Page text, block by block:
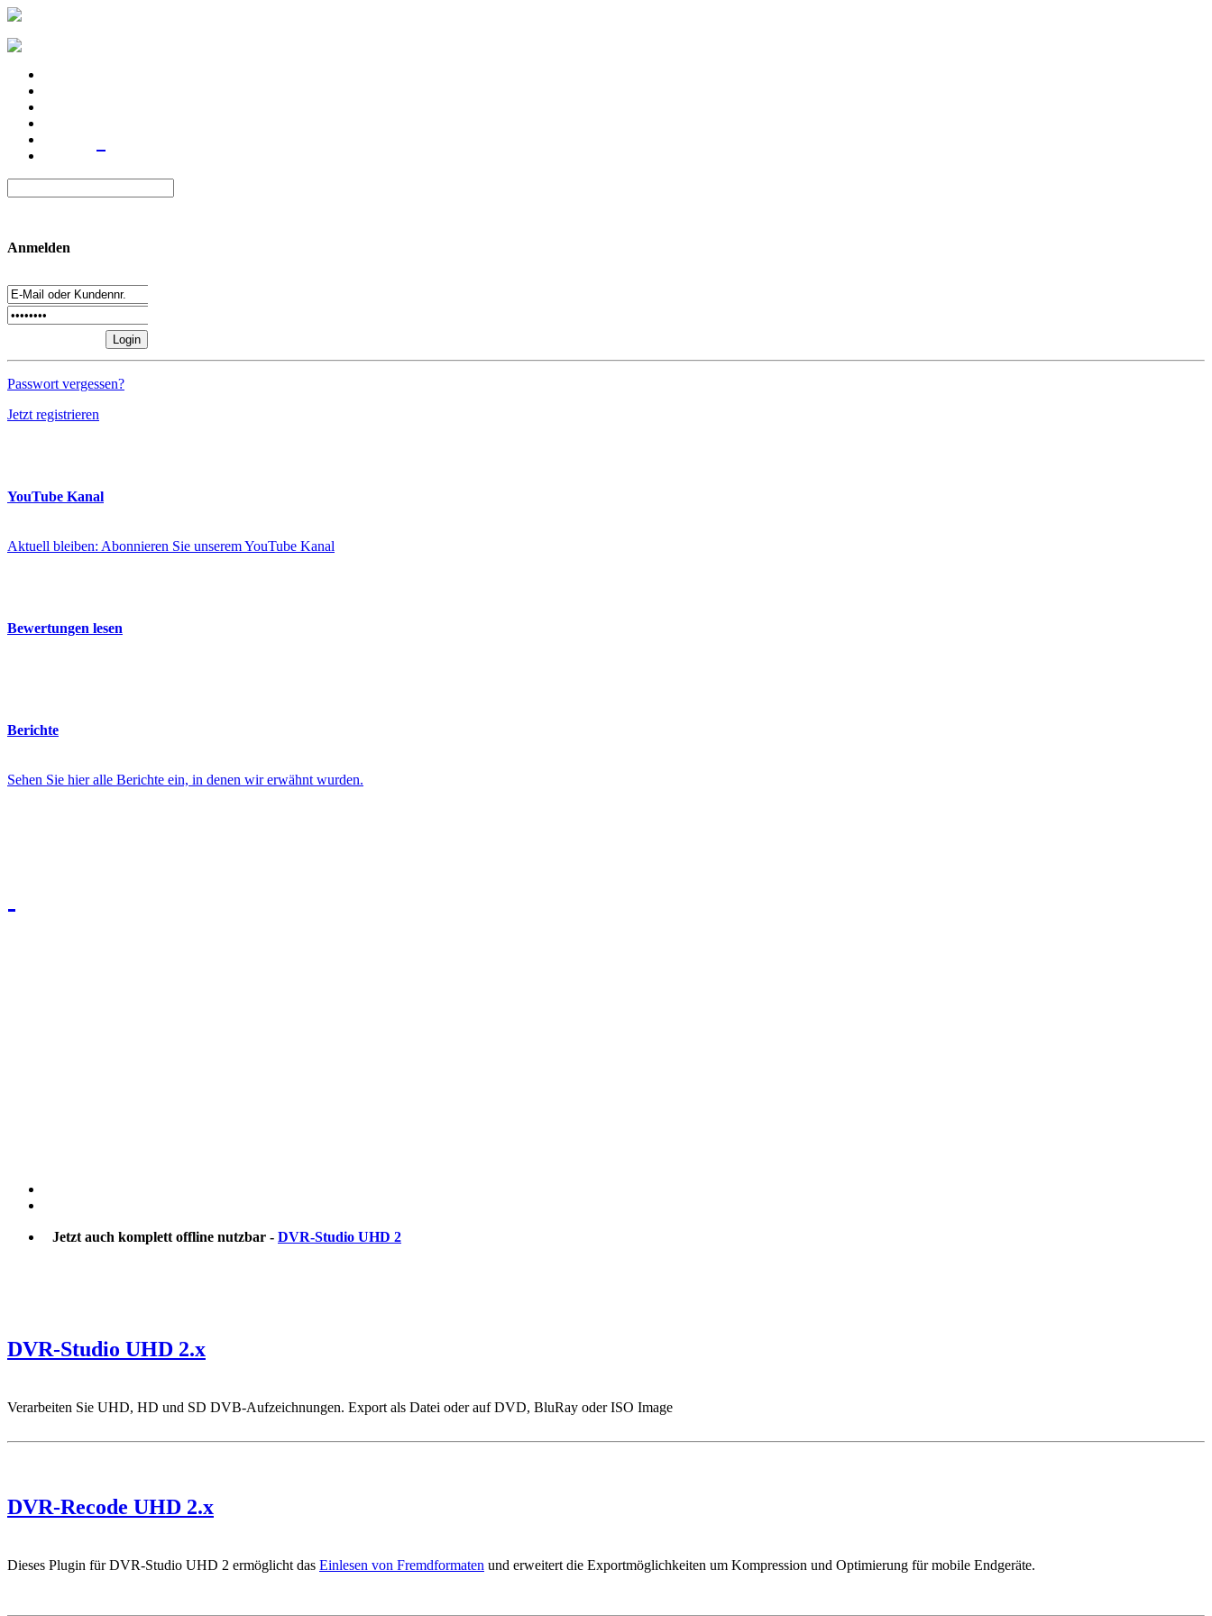
Anmelden
Passwort vergessen?
Jetzt registrieren
YouTube Kanal
Aktuell bleiben: Abonnieren Sie unserem YouTube Kanal
Bewertungen lesen
Berichte
Sehen Sie hier alle Berichte ein, in denen wir erwähnt wurden.
Jetzt auch komplett offline nutzbar - DVR-Studio UHD 2
DVR-Studio UHD 2.x
Verarbeiten Sie UHD, HD und SD DVB-Aufzeichnungen. Export als Datei oder auf DVD, BluRay oder ISO Image
DVR-Recode UHD 2.x
Dieses Plugin für DVR-Studio UHD 2 ermöglicht das Einlesen von Fremdformaten und erweitert die Exportmöglichkeiten um Kompression und Optimierung für mobile Endgeräte.